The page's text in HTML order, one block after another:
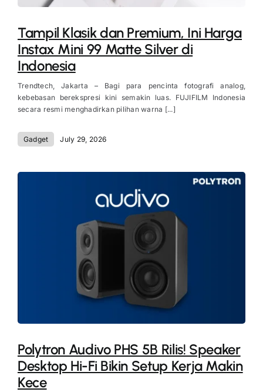
Tampil Klasik dan Premium, Ini Harga
Instax Mini 99 Matte Silver di
Indonesia
Trendtech, Jakarta – Bagi para pencinta fotografi analog,
kebebasan berekspresi kini semakin luas. FUJIFILM Indonesia
secara resmi menghadirkan pilihan warna [...]
Gadget July 29, 2026
Polytron Audivo PHS 5B Rilis! Speaker
Desktop Hi-Fi Bikin Setup Kerja Makin
Kece